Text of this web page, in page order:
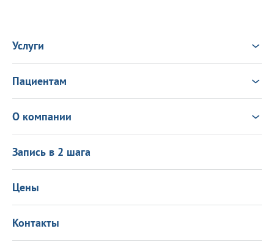
Услуги
Врачи
Консультация Онлайн
Выезд врача на дом
Пациентам
Новости
Политика в области качества
Подарочные сертификаты
Программа лояльности
О компании
Информация для пациентов
Лицензиии
Вакансии
Политика конфиденциальности
Запись в 2 шага
Цены
Контакты